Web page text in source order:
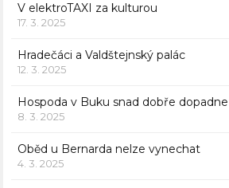
V elektroTAXI za kulturou
17. 3. 2025
Hradečáci a Valdštejnský palác
12. 3. 2025
Hospoda v Buku snad dobře dopadne
8. 3. 2025
Oběd u Bernarda nelze vynechat
4. 3. 2025